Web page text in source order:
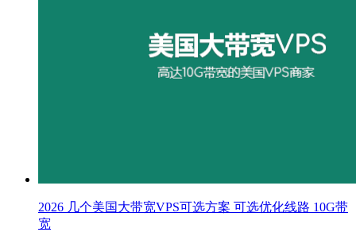
2026 几个美国大带宽VPS可选方案 可选优化线路 10G带
宽